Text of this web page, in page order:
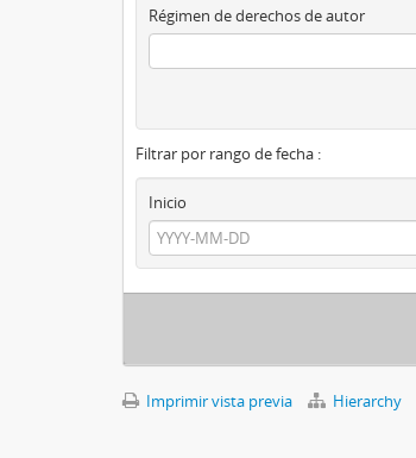
Régimen de derechos de autor
Filtrar por rango de fecha :
Inicio
Imprimir vista previa Hierarchy